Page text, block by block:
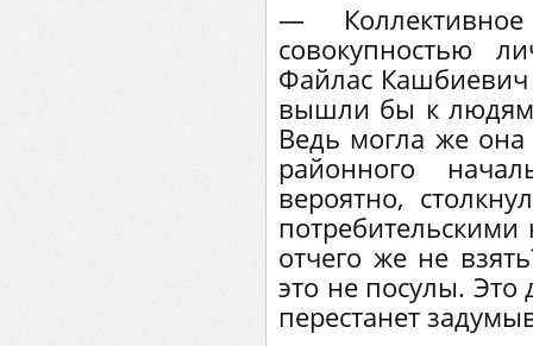
—
совокупностью
Файлас
вышли бы к людям
Ведь могла же
районного
вероятно,
отчего же не
это не посулы. Это
перестанет